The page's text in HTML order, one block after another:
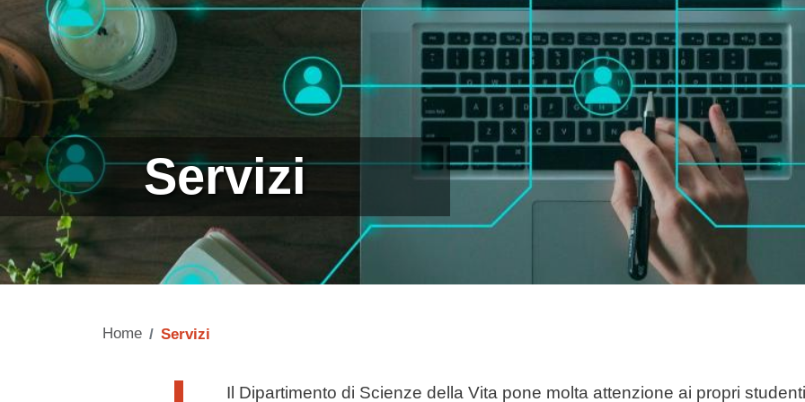
Servizi
Home Servizi
Testo di presentazione
Il Dipartimento di Scienze della Vita pone molta attenzione ai propri